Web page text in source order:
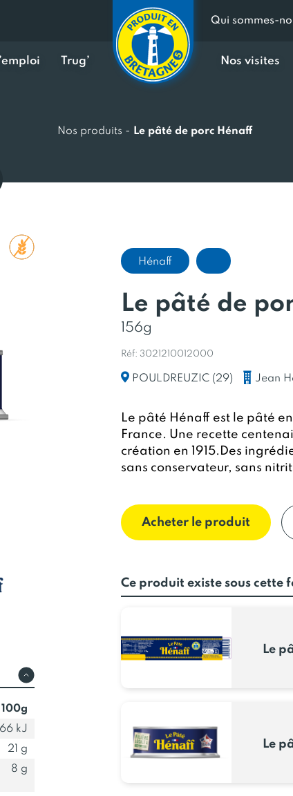
Qui sommes-
Trug’ Nos visites
Nos produits - Le pâté de porc Hénaff
kJ
21 g
8 g
Hénaff
Le pâté de
156g
Réf: 3021210012000
POULDREUZIC (29) Jean
Le pâté Hénaff est le pâté
France. Une recette
création en 1915.Des
sans conservateur, sans
Acheter le produit
Ce produit existe sous cette
Le
Le